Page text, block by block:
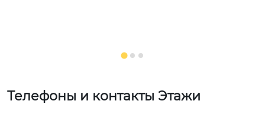
Телефоны и контакты Этажи